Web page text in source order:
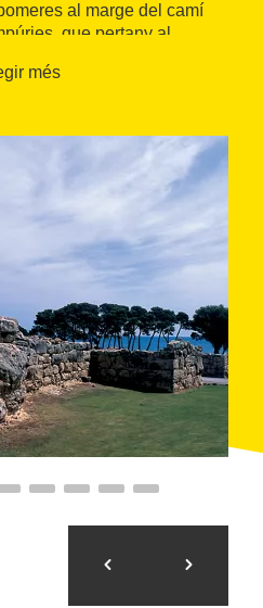
al marge del camí
que pertany al
i punt d'entrada dels
i estira una mica les
entre casetes i carrerons de
el traçat original dels
nobiliaris de les façanes. Tot
de la vila i darrere de
tresor: el mirador de les
la Costa Brava. Des d'aquí
dels Pirineus, tot el golf
i el massís del Montgrí.
són les ruïnes d'Empúries
visitar tot l'any. En un
antic poblat iber de la
DO Empordà a la Fira
més